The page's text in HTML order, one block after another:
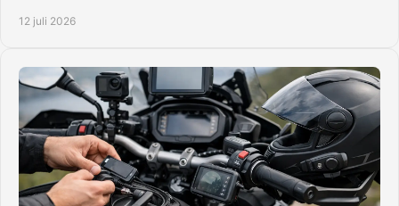
12 juli 2026